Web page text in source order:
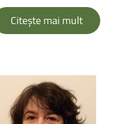
Citește mai mult